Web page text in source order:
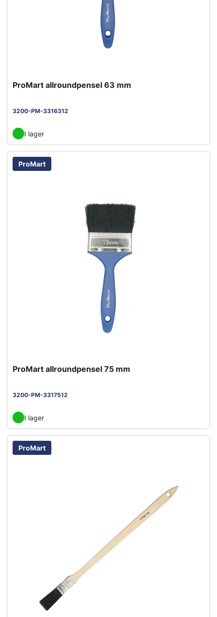
ProMart allroundpensel 63 mm
3200-PM-3316312
I lager
ProMart
ProMart allroundpensel 75 mm
3200-PM-3317512
I lager
ProMart